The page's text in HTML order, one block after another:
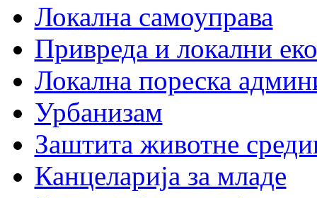
Локална самоуправа
Привреда и локални
Локална пореска
Урбанизам
Заштита животне
Канцеларија за младе